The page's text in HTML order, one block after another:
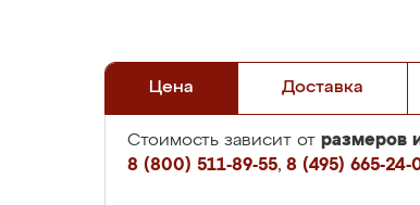
Цена Доставка
Стоимость зависит от размеров
8 (800) 511-89-55, 8 (495) 665-24-